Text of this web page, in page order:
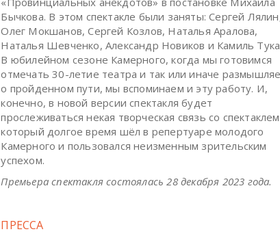
Бычкова. В этом спектакле были заняты: Сергей
Олег Мокшанов, Сергей Козлов, Наталья Аралова,
Наталья Шевченко, Александр Новиков и Камиль
В юбилейном сезоне Камерного, когда мы готовимся
отмечать 30-летие театра и так или иначе
о пройденном пути, мы вспоминаем и эту работу. И,
конечно, в новой версии спектакля будет
прослеживаться некая творческая связь со
который долгое время шёл в репертуаре молодого
Камерного и пользовался неизменным зрительским
успехом.
Премьера спектакля состоялась 28 декабря 2023 года.
ПРЕССА